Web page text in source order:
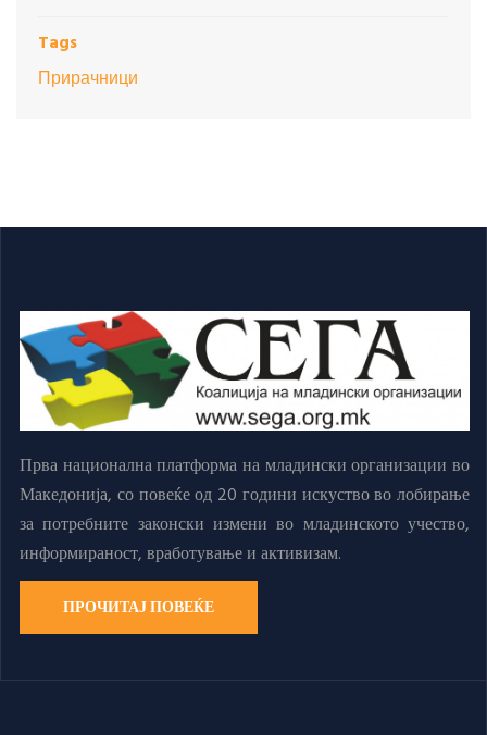
Tags
Прирачници
Прва национална платформа на младински организации во
Македонија, со повеќе од 20 години искуство во лобирање
за потребните законски измени во младинското учество,
информираност, вработување и активизам.
ПРОЧИТАЈ ПОВЕЌЕ